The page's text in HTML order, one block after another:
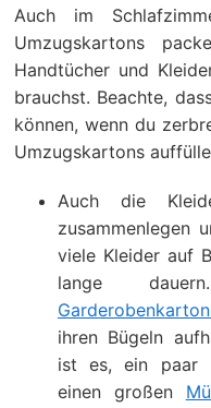
Auch im
Umzugskartons
Handtücher und
brauchst. Beachte,
können, wenn du
Umzugskartons
Auch die
zusammenlegen
viele Kleider auf
lange
ihren Bügeln
ist es, ein paar
einen großen